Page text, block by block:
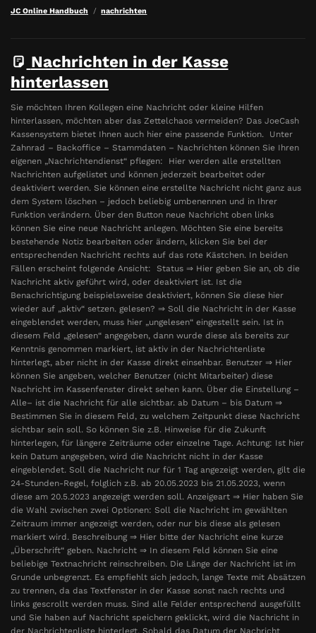
JC Online Handbuch nachrichten
Nachrichten in der Kasse
hinterlassen
Sie möchten Ihren Kollegen eine Nachricht oder kleine Hilfen
hinterlassen, möchten aber das Zettelchaos vermeiden? Das JoeCash
Kassensystem bietet Ihnen auch hier eine passende Funktion. Unter
Zahnrad – Backoffice – Stammdaten – Nachrichten können Sie Ihren
eigenen „Nachrichtendienst“ pflegen: Hier werden alle erstellten
Nachrichten aufgelistet und können jederzeit bearbeitet oder
deaktiviert werden. Sie können eine erstellte Nachricht nicht ganz aus
dem System löschen – jedoch beliebig umbenennen und in Ihrer
Funktion verändern. Über den Button neue Nachricht oben links
können Sie eine neue Nachricht anlegen. Möchten Sie eine bereits
bestehende Notiz bearbeiten oder ändern, klicken Sie bei der
entsprechenden Nachricht rechts auf das rote Kästchen. In beiden
Fällen erscheint folgende Ansicht: Status ⇒ Hier geben Sie an, ob die
Nachricht aktiv geführt wird, oder deaktiviert ist. Ist die
Benachrichtigung beispielsweise deaktiviert, können Sie diese hier
wieder auf „aktiv“ setzen. gelesen? ⇒ Soll die Nachricht in der Kasse
eingeblendet werden, muss hier „ungelesen“ eingestellt sein. Ist in
diesem Feld „gelesen“ angegeben, dann wurde diese als bereits zur
Kenntnis genommen markiert, ist aktiv in der Nachrichtenliste
hinterlegt, aber nicht in der Kasse direkt einsehbar. Benutzer ⇒ Hier
können Sie angeben, welcher Benutzer (nicht Mitarbeiter) diese
Nachricht im Kassenfenster direkt sehen kann. Über die Einstellung –
Alle– ist die Nachricht für alle sichtbar. ab Datum – bis Datum ⇒
Bestimmen Sie in diesem Feld, zu welchem Zeitpunkt diese Nachricht
sichtbar sein soll. So können Sie z.B. Hinweise für die Zukunft
hinterlegen, für längere Zeiträume oder einzelne Tage. Achtung: Ist hier
kein Datum angegeben, wird die Nachricht nicht in der Kasse
eingeblendet. Soll die Nachricht nur für 1 Tag angezeigt werden, gilt die
24-Stunden-Regel, folglich z.B. ab 20.05.2023 bis 21.05.2023, wenn
diese am 20.5.2023 angezeigt werden soll. Anzeigeart ⇒ Hier haben Sie
die Wahl zwischen zwei Optionen: Soll die Nachricht im gewählten
Zeitraum immer angezeigt werden, oder nur bis diese als gelesen
markiert wird. Beschreibung ⇒ Hier bitte der Nachricht eine kurze
„Überschrift“ geben. Nachricht ⇒ In diesem Feld können Sie eine
beliebige Textnachricht reinschreiben. Die Länge der Nachricht ist im
Grunde unbegrenzt. Es empfiehlt sich jedoch, lange Texte mit Absätzen
zu trennen, da das Textfenster in der Kasse sonst nach rechts und
links gescrollt werden muss. Sind alle Felder entsprechend ausgefüllt
und Sie haben auf Nachricht speichern geklickt, wird die Nachricht in
der Nachrichtenliste hinterlegt. Sobald das Datum der Nachricht